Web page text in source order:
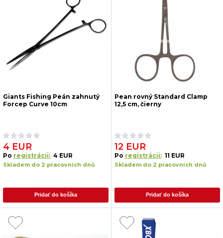
Giants Fishing Peán zahnutý
Forcep Curve 10cm
4 EUR
Po registrácii: 4 EUR
Skladem do 2 pracovních dnů
Pridať do košíka
Pean rovný Standard Clamp
12,5 cm, čierny
12 EUR
Po registrácii: 11 EUR
Skladem do 2 pracovních dnů
Pridať do košíka